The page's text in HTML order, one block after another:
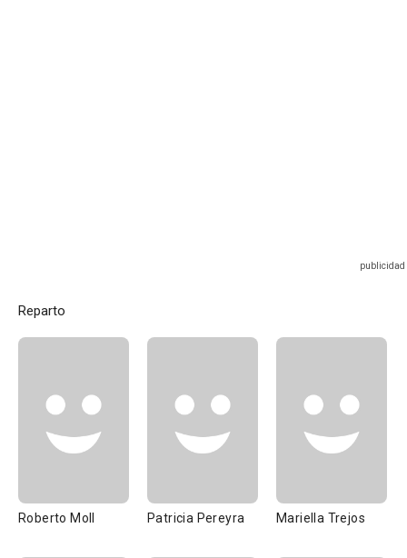
Reparto
Roberto Moll Patricia Pereyra Mariella Trejos